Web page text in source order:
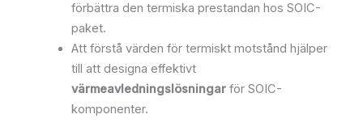
förbättra den termiska prestandan hos SOIC-
paket.
Att förstå värden för termiskt motstånd hjälper
till att designa effektivt
värmeavledningslösningarför SOIC-
komponenter.